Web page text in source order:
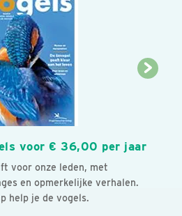
voor € 36,00 per jaar
voor onze leden, met
en opmerkelijke verhalen.
help je de vogels.